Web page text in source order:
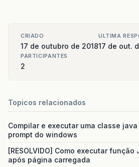
CRIADO
17 de outubro de 2018
ULTIMA
17 de out.
PARTICIPANTES
2
Topicos relacionados
Compilar e executar uma classe
prompt do windows
[RESOLVIDO] Como executar função
após página carregada